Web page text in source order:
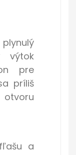
výtok
pre
príliš
a